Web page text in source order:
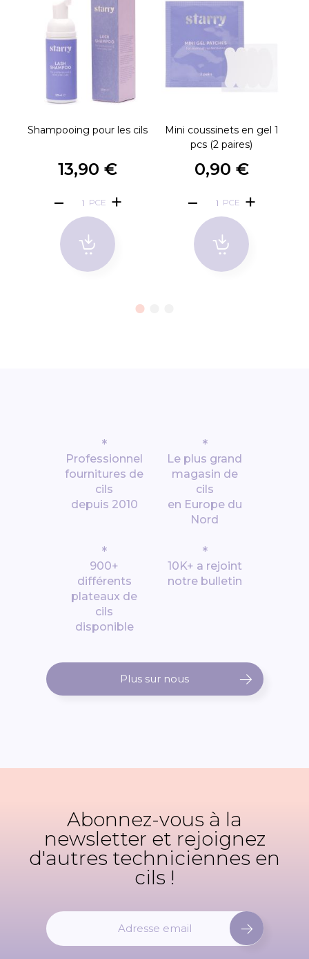
Shampooing pour les cils
13,90 €
PCE
Mini coussinets en gel 1
pcs (2 paires)
0,90 €
PCE
*
Professionnel
fournitures de
cils
depuis 2010
*
Le plus grand
magasin de
cils
en Europe du
Nord
*
900+
différents
plateaux de
cils
disponible
*
10K+ a rejoint
notre bulletin
Plus sur nous
Abonnez-vous à la
newsletter et rejoignez
d'autres techniciennes en
cils !
I
n